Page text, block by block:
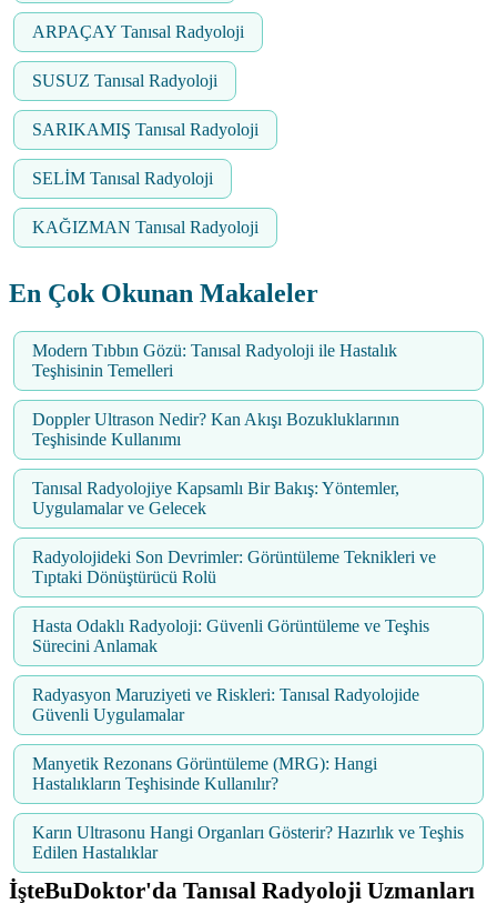
ARPAÇAY Tanısal Radyoloji
SUSUZ Tanısal Radyoloji
SARIKAMIŞ Tanısal Radyoloji
SELİM Tanısal Radyoloji
KAĞIZMAN Tanısal Radyoloji
En Çok Okunan Makaleler
Modern Tıbbın Gözü: Tanısal Radyoloji ile Hastalık
Teşhisinin Temelleri
Doppler Ultrason Nedir? Kan Akışı Bozukluklarının
Teşhisinde Kullanımı
Tanısal Radyolojiye Kapsamlı Bir Bakış: Yöntemler,
Uygulamalar ve Gelecek
Radyolojideki Son Devrimler: Görüntüleme Teknikleri ve
Tıptaki Dönüştürücü Rolü
Hasta Odaklı Radyoloji: Güvenli Görüntüleme ve Teşhis
Sürecini Anlamak
Radyasyon Maruziyeti ve Riskleri: Tanısal Radyolojide
Güvenli Uygulamalar
Manyetik Rezonans Görüntüleme (MRG): Hangi
Hastalıkların Teşhisinde Kullanılır?
Karın Ultrasonu Hangi Organları Gösterir? Hazırlık ve Teşhis
Edilen Hastalıklar
İşteBuDoktor'da Tanısal Radyoloji Uzmanları